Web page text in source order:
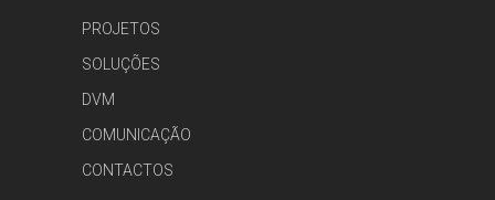
PROJETOS
SOLUÇÕES
DVM
COMUNICAÇÃO
CONTACTOS